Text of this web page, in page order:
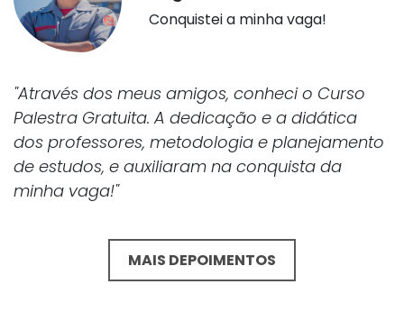
Conquistei a minha vaga!
"Através dos meus amigos, conheci o Curso
Palestra Gratuita. A dedicação e a didática
dos professores, metodologia e planejamento
de estudos, e auxiliaram na conquista da
minha vaga!"
MAIS DEPOIMENTOS